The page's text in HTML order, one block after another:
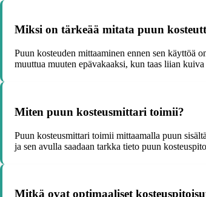
Miksi on tärkeää mitata puun
Puun kosteuden mittaaminen ennen sen käyttöä
muuttua muuten epävakaaksi, kun taas liian
Miten puun kosteusmittari toimii?
Puun kosteusmittari toimii mittaamalla puun
ja sen avulla saadaan tarkka tieto puun
Mitkä ovat optimaaliset